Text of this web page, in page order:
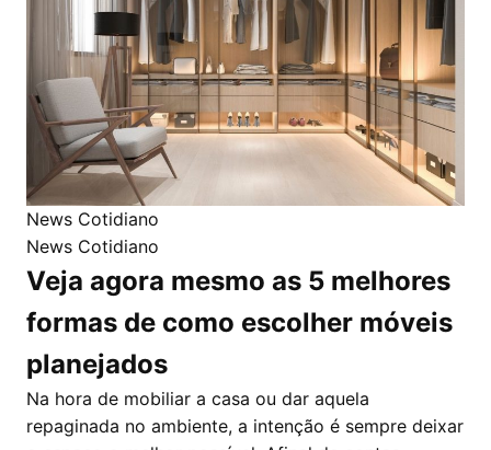
News Cotidiano
News Cotidiano
Veja agora mesmo as 5 melhores
formas de como escolher móveis
planejados
Na hora de mobiliar a casa ou dar aquela
repaginada no ambiente, a intenção é sempre deixar